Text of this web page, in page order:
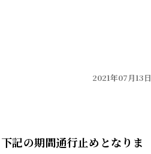
2021年07月13日
記の期間通行止めとなりま